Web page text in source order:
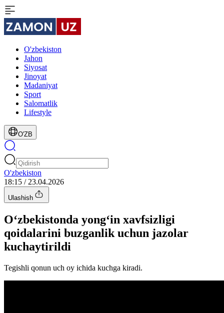
O'zbekiston
Jahon
Siyosat
Jinoyat
Madaniyat
Sport
Salomatlik
Lifestyle
O'ZB
O'zbekiston
18:15 / 23.04.2026
Ulashish
O‘zbekistonda yong‘in xavfsizligi
qoidalarini buzganlik uchun jazolar
kuchaytirildi
Tegishli qonun uch oy ichida kuchga kiradi.